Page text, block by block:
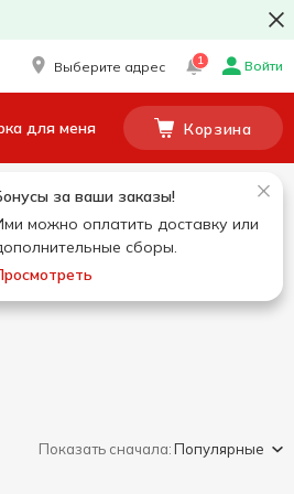
Выберите адрес 1 Войти
для меня Корзина
за ваши заказы!
можно оплатить доставку или
сборы.
Гель для интимной гигиены
Показать сначала:Популярные